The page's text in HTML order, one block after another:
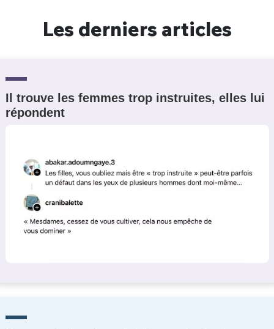
Les derniers articles
Il trouve les femmes trop instruites, elles lui
répondent
Un Thread